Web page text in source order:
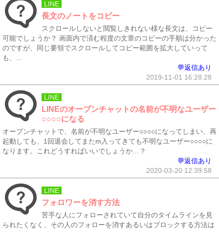
LINE
長文のノートをコピー
スクロールしないと閲覧しきれない様な長文は、コピー
可能でしょうか？ 画面内で済む程度の文章のコピーの手順は分かった
のですが、同じ要領でスクロールしてコピー範囲を拡大していって
も、...
💬返信あり
2019-11-01 16:28:28
LINE
LINEのオープンチャットの名前が不明なユーザー
○○○○になる
オープンチャットで、名前が不明なユーザー○○○○になってしまい、再
起動しても、1回退会してまたm入ってきても不明なユーザー○○○○に
なります。これどうすればいいでしょうか…？
💬返信あり
2020-03-20 12:39:58
LINE
フォロワーを消す方法
苦手な人にフォローされていて自分のタイムラインを見
られたくなく、その人のフォローを消すあるいはブロックする方法は